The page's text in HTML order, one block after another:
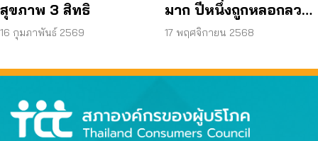
สุขภาพ 3 สิทธิ
16 กุมภาพันธ์ 2569
มาก ปีหนึ่งถูกหลอกลวง
เฉลี่ย 172 ครั้ง
17 พฤศจิกายน 2568